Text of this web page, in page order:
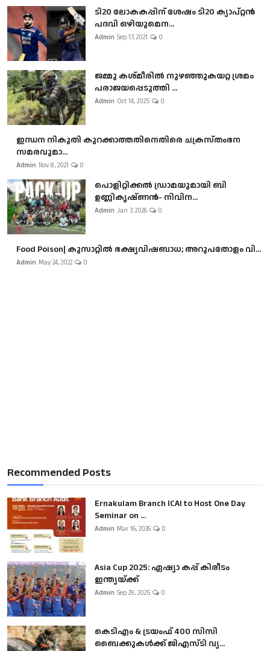
ടി20 ലോകകപ്പിന് ശേഷം ടി20 ക്യാപ്റ്റൻ
പദവി ഒഴിയുമെന...
Admin Sep 17, 2021 0
ജമ്മു കശ്മീരിൽ നുഴഞ്ഞുകയറ്റ ശ്രമം
പരാജയപ്പെടുത്തി ...
Admin Oct 14, 2025 0
ഇന്ധന നികുതി കുറക്കാത്തതിനെതിരെ ചക്രസ്തംഭന
സമരവുമാ...
Admin Nov 8, 2021 0
പൊളിറ്റിക്കല്‍ ഡ്രാമയുമായി ബി
ഉണ്ണികൃഷ്ണന്‍- നിവിന...
Admin Jan 7, 2026 0
Food Poison| കുസാറ്റില്‍ ഭക്ഷ്യവിഷബാധ; അറുപതോളം വി...
Admin May 24, 2022 0
Recommended Posts
Ernakulam Branch ICAI to Host One Day
Seminar on ...
Admin Mar 16, 2026 0
Asia Cup 2025: ഏഷ്യാ കപ്പ് കിരീടം
ഇന്ത്യയ്ക്ക്
Admin Sep 29, 2025 0
കെടിഎം & ട്രയംഫ് 400 സിസി
ബൈക്കുകൾക്ക് ജിഎസ്ടി വ്യ...